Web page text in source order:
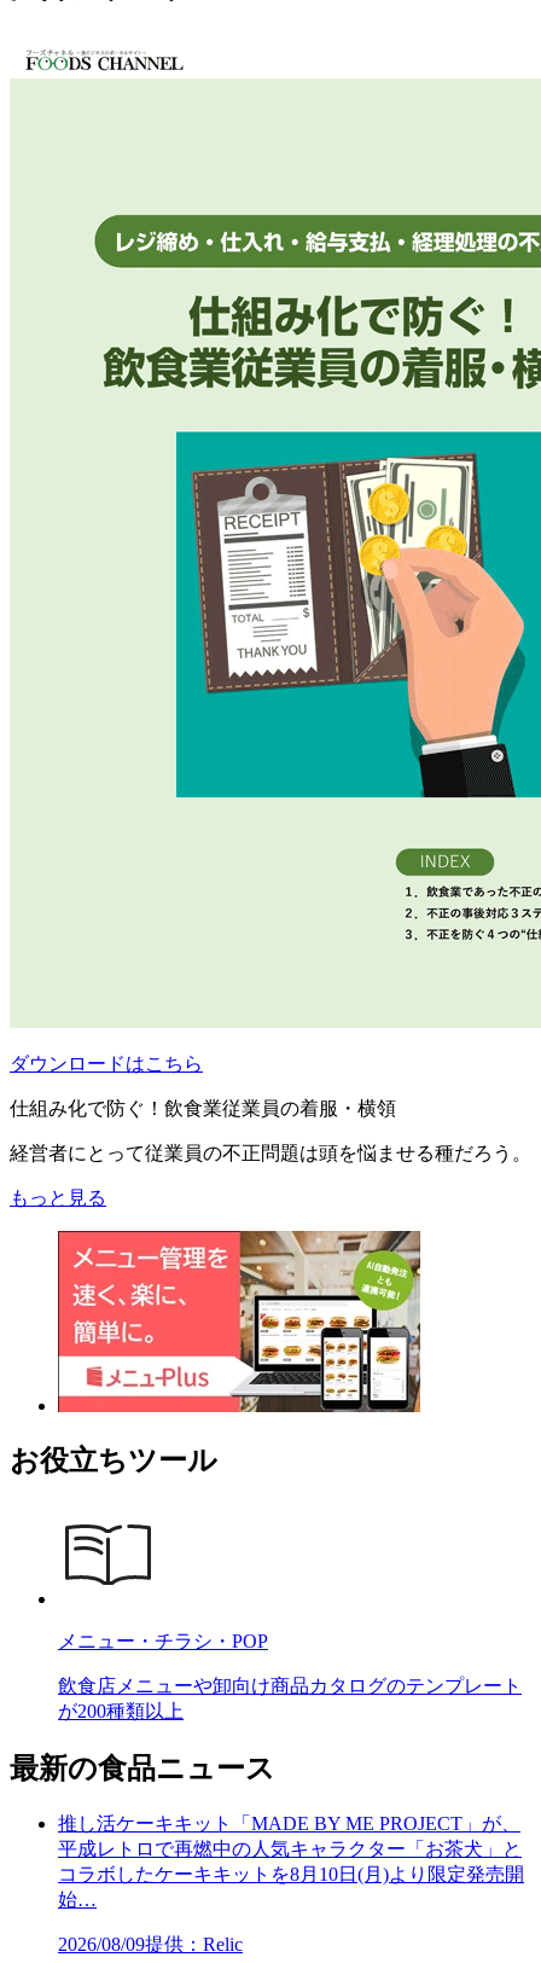
ダウンロードはこちら
仕組み化で防ぐ！飲食業従業員の着服・横領
経営者にとって従業員の不正問題は頭を悩ませる種だろう。
もっと見る
お役立ちツール
メニュー・チラシ・POP
飲食店メニューや卸向け商品カタログのテンプレート
が200種類以上
最新の食品ニュース
推し活ケーキキット「MADE BY ME PROJECT」が、
平成レトロで再燃中の人気キャラクター「お茶犬」と
コラボしたケーキキットを8月10日(月)より限定発売開
始…
2026/08/09提供：Relic